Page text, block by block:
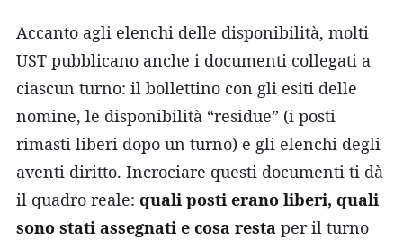
Accanto agli elenchi delle disponibilità, molti
UST pubblicano anche i documenti collegati a
ciascun turno: il bollettino con gli esiti delle
nomine, le disponibilità “residue” (i posti
rimasti liberi dopo un turno) e gli elenchi degli
aventi diritto. Incrociare questi documenti ti dà
il quadro reale: quali posti erano liberi, quali
sono stati assegnati e cosa resta per il turno